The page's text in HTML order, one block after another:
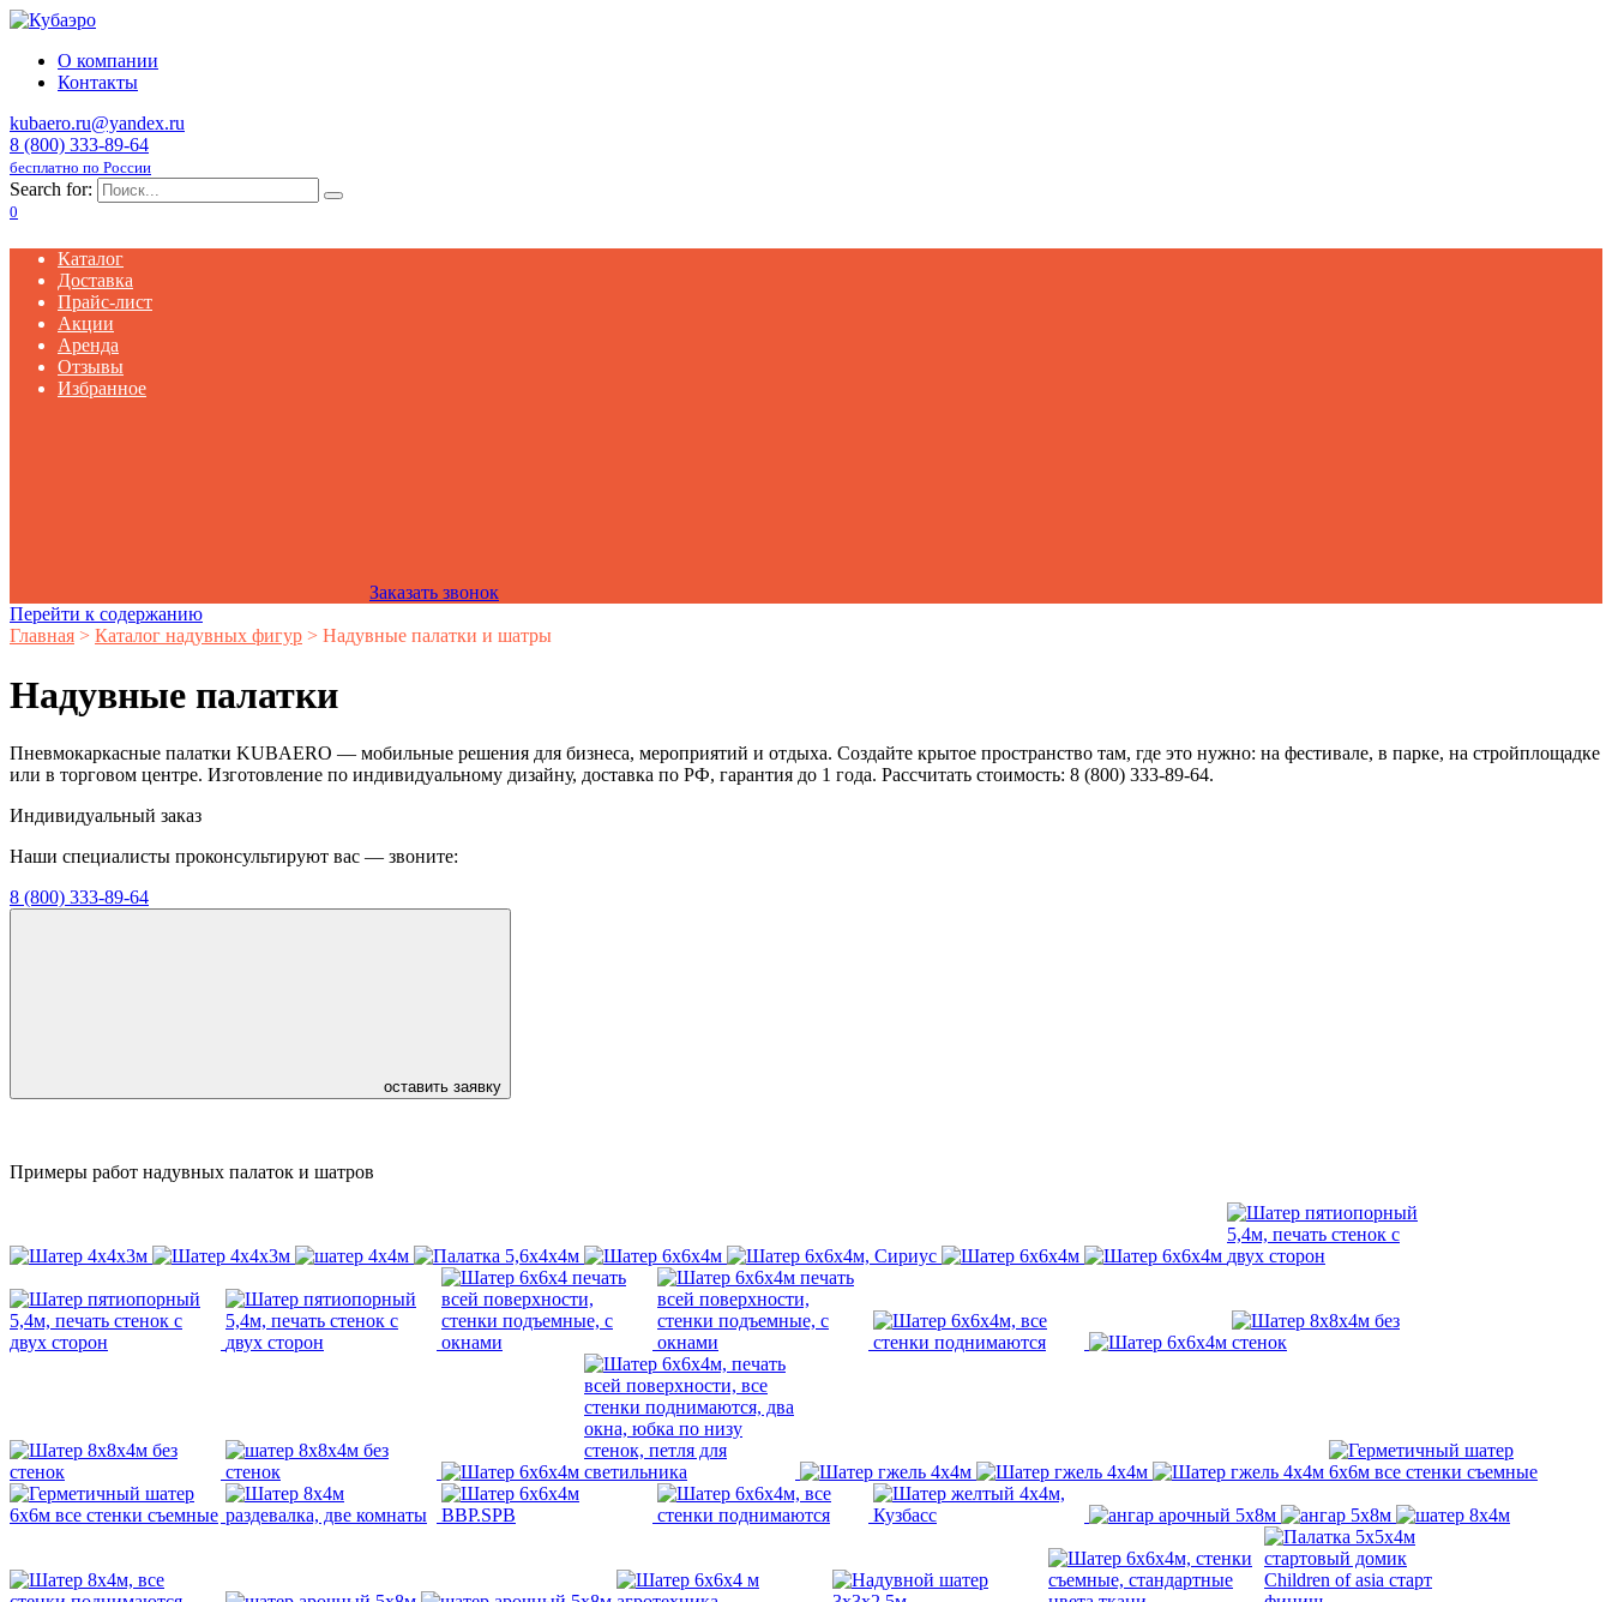
О компании
Контакты
kubaero.ru@yandex.ru
8 (800) 333-89-64
бесплатно по России
Search for:
0
Каталог
Доставка
Прайс-лист
Акции
Аренда
Отзывы
Избранное
Заказать звонок
Перейти к содержанию
Главная > Каталог надувных фигур > Надувные палатки и шатры
Надувные палатки
Пневмокаркасные палатки KUBAERO — мобильные решения для бизнеса, мероприятий и отдыха. Создайте крытое пространство там, где это нужно: на фестивале, в парке, на стройплощадке
или в торговом центре. Изготовление по индивидуальному дизайну, доставка по РФ, гарантия до 1 года. Рассчитать стоимость: 8 (800) 333-89-64.
Индивидуальный заказ
Наши специалисты проконсультируют вас — звоните:
8 (800) 333-89-64
оставить заявку
Примеры работ надувных палаток и шатров